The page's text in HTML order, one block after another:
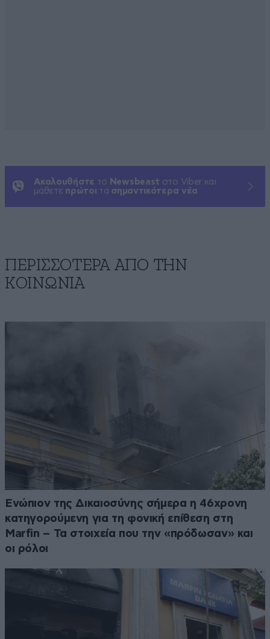
Ακολουθήστε το Newsbeast στο Viber και
μάθετε πρώτοι τα σημαντικότερα νέα
ΠΕΡΙΣΣΟΤΕΡΑ ΑΠΟ ΤΗΝ
ΚΟΙΝΩΝΙΑ
Ενώπιον της Δικαιοσύνης σήμερα η 46χρονη
κατηγορούμενη για τη φονική επίθεση στη
Marfin – Τα στοιχεία που την «πρόδωσαν» και
οι ρόλοι